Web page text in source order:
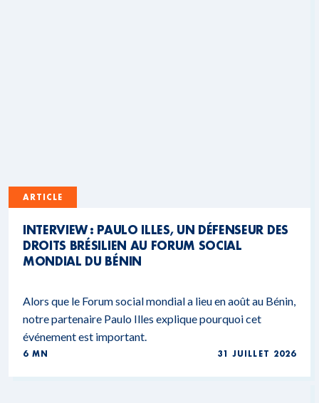
ARTICLE
INTERVIEW : PAULO ILLES, UN DÉFENSEUR DES
DROITS BRÉSILIEN AU FORUM SOCIAL
MONDIAL DU BÉNIN
Alors que le Forum social mondial a lieu en août au Bénin,
notre partenaire Paulo Illes explique pourquoi cet
événement est important.
6 MN 31 JUILLET 2026